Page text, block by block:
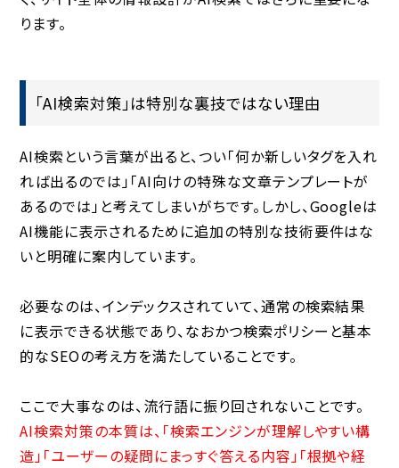
ります。
「AI検索対策」は特別な裏技ではない理由
AI検索という言葉が出ると、つい「何か新しいタグを入れ
れば出るのでは」「AI向けの特殊な文章テンプレートが
あるのでは」と考えてしまいがちです。しかし、Googleは
AI機能に表示されるために追加の特別な技術要件はな
いと明確に案内しています。
必要なのは、インデックスされていて、通常の検索結果
に表示できる状態であり、なおかつ検索ポリシーと基本
的なSEOの考え方を満たしていることです。
ここで大事なのは、流行語に振り回されないことです。
AI検索対策の本質は、「検索エンジンが理解しやすい構
造」「ユーザーの疑問にまっすぐ答える内容」「根拠や経